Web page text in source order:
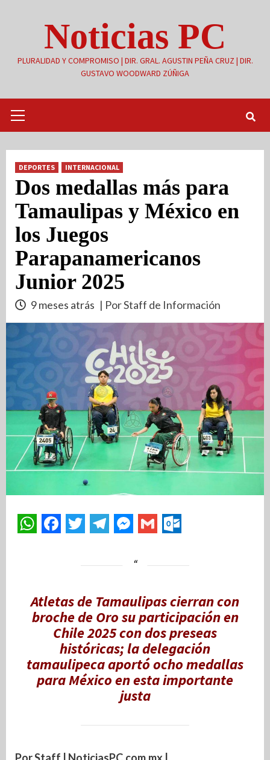
Noticias PC
PLURALIDAD Y COMPROMISO | DIR. GRAL. AGUSTIN PEÑA CRUZ | DIR.
GUSTAVO WOODWARD ZÚÑIGA
primario
DEPORTES INTERNACIONAL
Dos medallas más para
Tamaulipas y México en
los Juegos
Parapanamericanos
Junior 2025
9 meses atrás | Por Staff de Información
Atletas de Tamaulipas cierran con
broche de Oro su participación en
Chile 2025 con dos preseas
históricas; la delegación
tamaulipeca aportó ocho medallas
para México en esta importante
justa